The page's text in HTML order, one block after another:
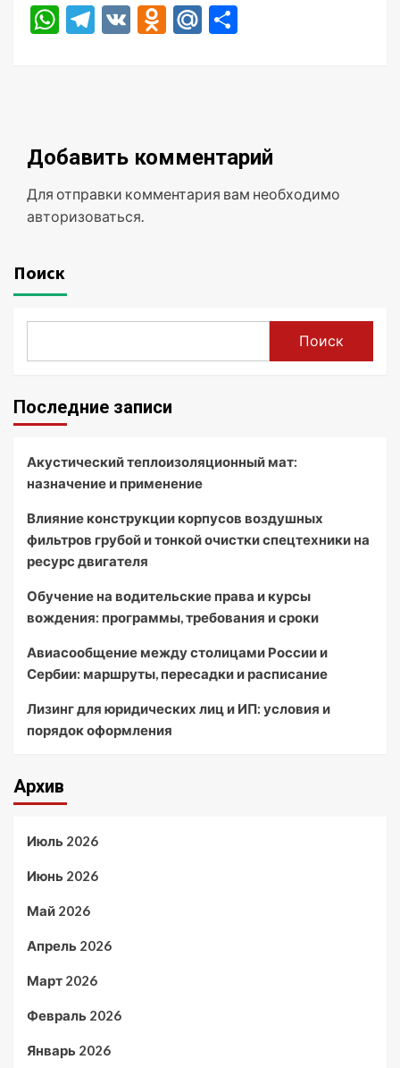
WhatsApp
Telegram
VK Odnoklassniki
Mail.Ru
Добавить комментарий
Для отправки комментария вам необходимо
авторизоваться
Поиск
Поиск
Последние записи
Акустический теплоизоляционный мат:
назначение и применение
Влияние конструкции корпусов воздушных
фильтров грубой и тонкой очистки спецтехники на
ресурс двигателя
Обучение на водительские права и курсы
вождения: программы, требования и сроки
Авиасообщение между столицами России и
Сербии: маршруты, пересадки и расписание
Лизинг для юридических лиц и ИП: условия и
порядок оформления
Архив
Июль 2026
Июнь 2026
Май 2026
Апрель 2026
Март 2026
Февраль 2026
Январь 2026